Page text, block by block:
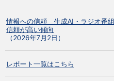
情報への信頼 生成AI・ラジオ番
信頼が高い傾向
（2026年7月2日）
レポート一覧はこちら